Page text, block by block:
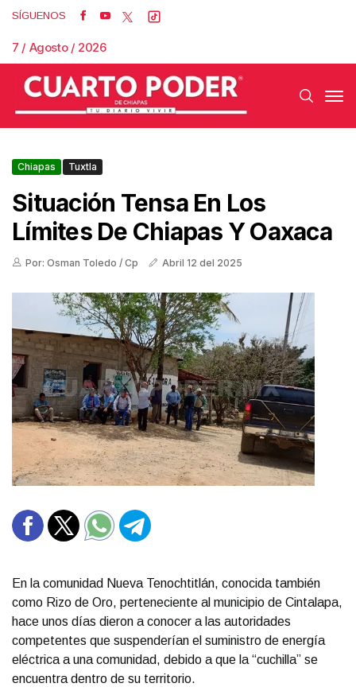
SÍGUENOS
7 / Agosto / 2026
Chiapas Tuxtla
Situación Tensa En Los
Límites De Chiapas Y Oaxaca
Por: Osman Toledo / Cp Abril 12 del 2025
En la comunidad Nueva Tenochtitlán, conocida también
como Rizo de Oro, perteneciente al municipio de Cintalapa,
hace unos días dieron a conocer a las autoridades
competentes que suspenderían el suministro de energía
eléctrica a una comunidad, debido a que la “cuchilla” se
encuentra dentro de su territorio.